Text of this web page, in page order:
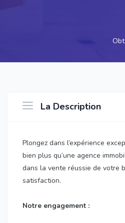
La Description
Plongez dans l’expérience
bien plus qu’une agence
dans la vente réussie de votre
satisfaction.
Notre engagement :